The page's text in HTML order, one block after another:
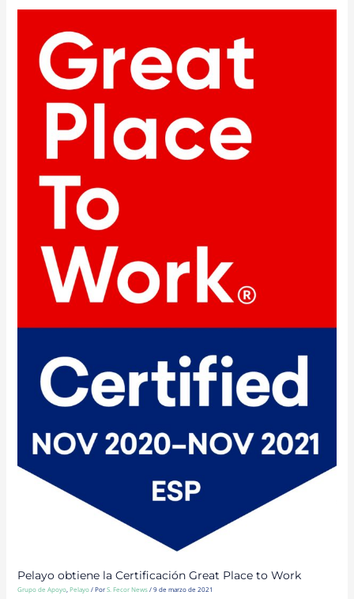
Pelayo obtiene la Certificación Great Place to Work
Grupo de Apoyo ,Pelayo/ PorS. Fecor News/9 de marzo de 2021
PELAYO
LA
CERTIFICACIÓN
GREAT
PLACE
TO
WORK